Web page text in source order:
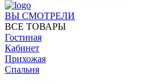
ВЫ СМОТРЕЛИ
ВСЕ ТОВАРЫ
Гостиная
Кабинет
Прихожая
Спальня